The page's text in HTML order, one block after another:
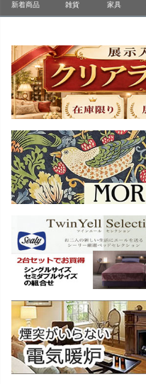
新着商品 雑貨 家具